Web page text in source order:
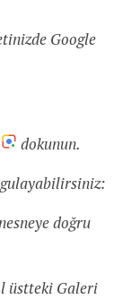
Google
dokunun.
doğru
üstteki Galeri